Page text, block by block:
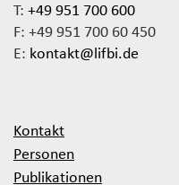
T: +49 951 700 600
F: +49 951 700 60 450
E: kontakt@lifbi.de
Kontakt
Personen
Publikationen